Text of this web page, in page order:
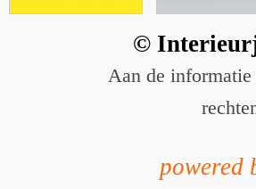
©
Aan de